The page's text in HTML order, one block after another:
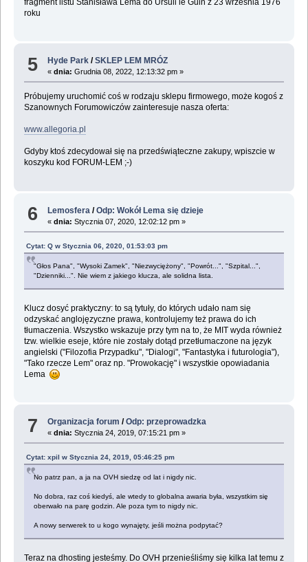
roku
5 Hyde Park /SKLEP LEM MRÓZ
«dnia: Grudnia 08, 2022, 12:13:32 pm »
Próbujemy uruchomić coś w rodzaju sklepu firmowego, może kogoś z
Szanownych Forumowiczów zainteresuje nasza oferta:
www.allegoria.pl
Gdyby ktoś zdecydował się na przedświąteczne zakupy, wpiszcie w
koszyku kod FORUM-LEM ;-)
6 Lemosfera /Odp: Wokół Lema się dzieje
«dnia: Stycznia 07, 2020, 12:02:12 pm »
Cytat: Q w Stycznia 06, 2020, 01:53:03 pm
"Głos Pana", "Wysoki Zamek", "Niezwyciężony", "Powrót...", "Szpital...",
"Dzienniki...". Nie wiem z jakiego klucza, ale solidna lista.
Klucz dosyć praktyczny: to są tytuły, do których udało nam się
odzyskać anglojęzyczne prawa, kontrolujemy też prawa do ich
tłumaczenia. Wszystko wskazuje przy tym na to, że MIT wyda również
tzw. wielkie eseje, które nie zostały dotąd przetłumaczone na język
angielski ("Filozofia Przypadku", "Dialogi", "Fantastyka i futurologia"),
"Tako rzecze Lem" oraz np. "Prowokację" i wszystkie opowiadania
Lema
7 Organizacja forum /Odp: przeprowadzka
«dnia: Stycznia 24, 2019, 07:15:21 pm »
Cytat: xpil w Stycznia 24, 2019, 05:46:25 pm
No patrz pan, a ja na OVH siedzę od lat i nigdy nic.
No dobra, raz coś kiedyś, ale wtedy to globalna awaria była, wszystkim się
oberwało na parę godzin. Ale poza tym to nigdy nic.
A nowy serwerek to u kogo wynajęty, jeśli można podpytać?
Teraz na dhosting jesteśmy. Do OVH przenieśliśmy się kilka lat temu z